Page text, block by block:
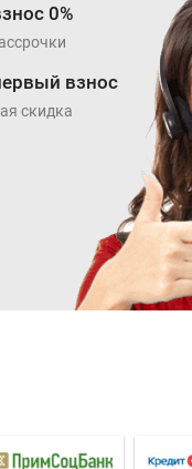
0%
взнос
скидка